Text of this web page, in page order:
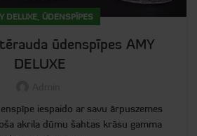
DELUXE, ŪDENSPĪPES
ūdenspīpes AMY
DELUXE
iespaido ar savu ārpuszemes
akrila dūmu šahtas krāsu gamma